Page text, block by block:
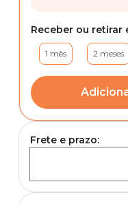
Receber ou retirar
1 mês 2 meses
Frete e prazo: